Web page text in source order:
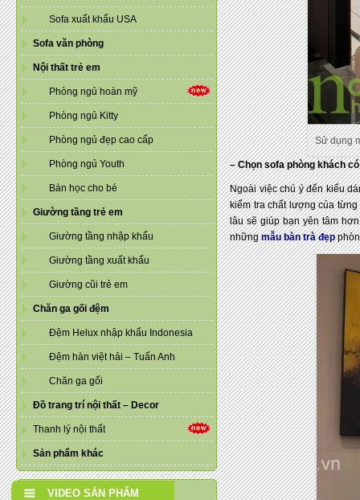
Sofa xuất khẩu USA
Sofa văn phòng
Nội thất trẻ em
Phòng ngủ hoàn mỹ
Phòng ngủ Kitty
Phòng ngủ đẹp cao cấp
Phòng ngủ Youth
Bàn học cho bé
Giường tầng trẻ em
Giường tầng nhập khẩu
Giường tầng xuất khẩu
Giường cũi trẻ em
Chăn ga gối đệm
Đệm Helux nhập khẩu Indonesia
Đệm hàn việt hải – Tuấn Anh
Chăn ga gối
Đồ trang trí nội thất – Decor
Thanh lý nội thất
Sản phẩm khác
VIDEO SẢN PHẨM
Sử dụng
– Chọn sofa phòng khách
Ngoài việc chú ý đến kiểu
kiểm tra chất lượng của
lâu sẽ giúp bạn yên tâm
nhữngmẫu bàn trà đẹp